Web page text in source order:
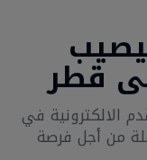
الالكترونية في
من أجل فرصة